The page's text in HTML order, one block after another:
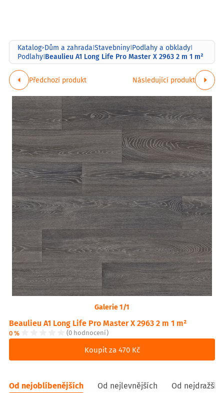
Katalog>Dům a zahrada|Stavebniny|Podlahy a obklady|
Podlahy|Beaulieu A1 Long Life Pro Master X 2963 2 m 1 m²
Předchozí produkt Následující produkt
Galerie 1/1
Beaulieu A1 Long Life Pro Master X 2963 2 m 1 m²
0 % (0 hodnocení)
Koupit za 470 Kč
Od nejoblíbenějších Od nejlevnějších Od